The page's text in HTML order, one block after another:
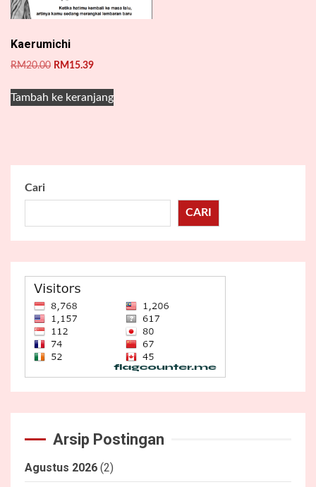
Kaerumichi
RM20.00 Harga
adalah:
RM20.00.
RM 15.39Harga
ini
adalah:
Tambah ke keranjang
Cari
CARI
Arsip Postingan
Agustus 2026 (2)